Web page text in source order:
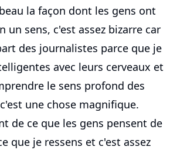
la façon dont les gens ont
un sens, c'est assez bizarre car
des journalistes parce que je
avec leurs cerveaux et
le sens profond des
une chose magnifique.
de ce que les gens pensent de
que je ressens et c'est assez